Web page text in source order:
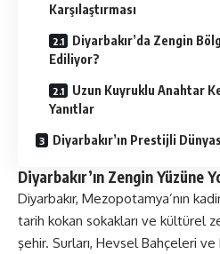
Karşılaştırması
Diyarbakır’da Zengin
Ediliyor?
Uzun Kuyruklu Anahtar
Yanıtlar
Diyarbakır’ın Prestijli
Diyarbakır’ın Zengin Yüzüne
Diyarbakır, Mezopotamya’nın
tarih kokan sokakları ve kültürel
şehir. Surları, Hevsel Bahçeleri